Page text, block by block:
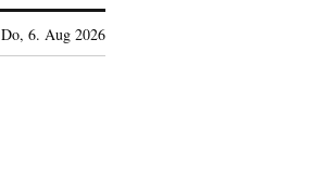
Do, 6. Aug 2026